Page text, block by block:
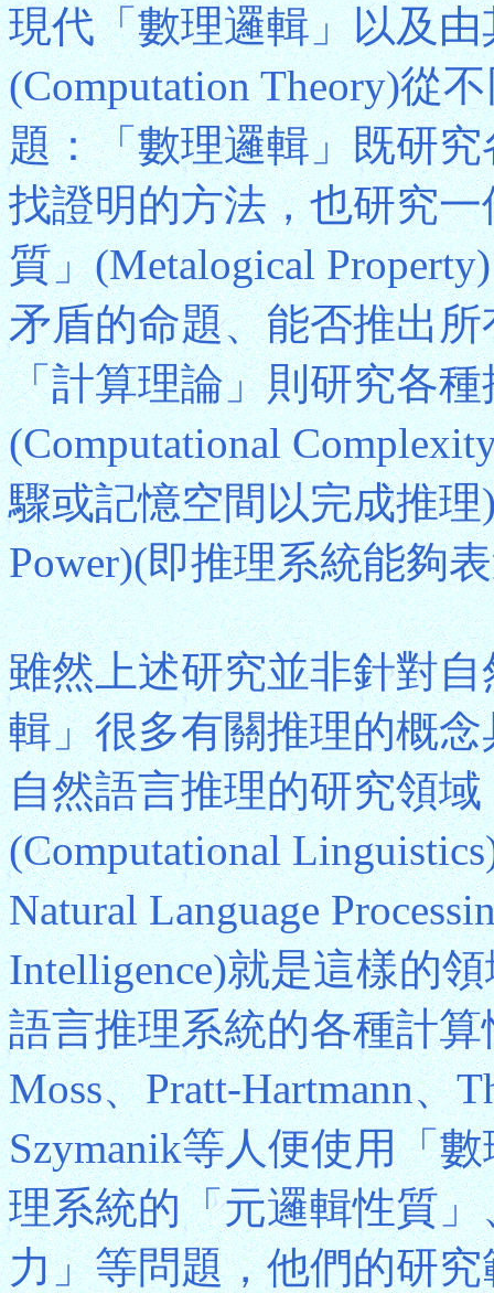
現代「數理邏輯」以及
(Computation Theory)從
題：「數理邏輯」既研
找證明的方法，也研究
質」(Metalogical
矛盾的命題、能否推出
「計算理論」則研究各
(Computational
驟或記憶空間以完成推理
Power)(即推理系統能夠
雖然上述研究並非針對
輯」很多有關推理的概
自然語言推理的研究領域
(Computational
Natural Language
Intelligence)就是這樣的
語言推理系統的各種計
Moss、Pratt-Hartmann、
Szymanik等人便使用「
理系統的「元邏輯性質
力」等問題，他們的研